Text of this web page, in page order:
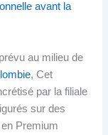
avant la
au milieu de
, Cet
par la filiale
sur des
Premium